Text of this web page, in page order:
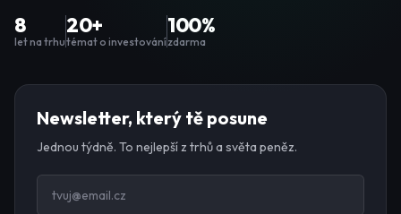
8
let na trhu
20+
témat o investování
100%
zdarma
Newsletter, který tě posune
Jednou týdně. To nejlepší z trhů a světa peněz.